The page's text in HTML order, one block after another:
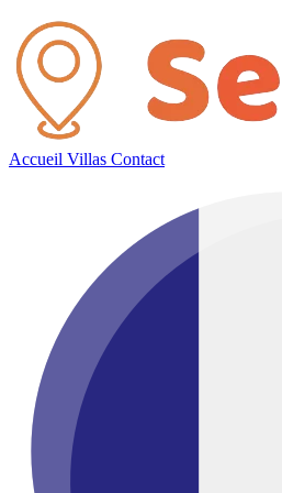
Accueil Villas Contact